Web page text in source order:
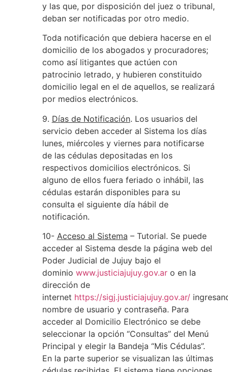
y las que, por disposición del juez o tribunal,
deban ser notificadas por otro medio.
Toda notificación que debiera hacerse en el
domicilio de los abogados y procuradores;
como así litigantes que actúen con
patrocinio letrado, y hubieren constituido
domicilio legal en el de aquellos, se realizará
por medios electrónicos.
9. Días de Notificación. Los usuarios del
servicio deben acceder al Sistema los días
lunes, miércoles y viernes para notificarse
de las cédulas depositadas en los
respectivos domicilios electrónicos. Si
alguno de ellos fuera feriado o inhábil, las
cédulas estarán disponibles para su
consulta el siguiente día hábil de
notificación.
10- Acceso al Sistema – Tutorial. Se puede
acceder al Sistema desde la página web del
Poder Judicial de Jujuy bajo el
dominio www.justiciajujuy.gov.aro en la
dirección de
internet https://sigj.justiciajujuy.gov.ar/
nombre de usuario y contraseña. Para
acceder al Domicilio Electrónico se debe
seleccionar la opción “Consultas” del Menú
Principal y elegir la Bandeja “Mis Cédulas”.
En la parte superior se visualizan las últimas